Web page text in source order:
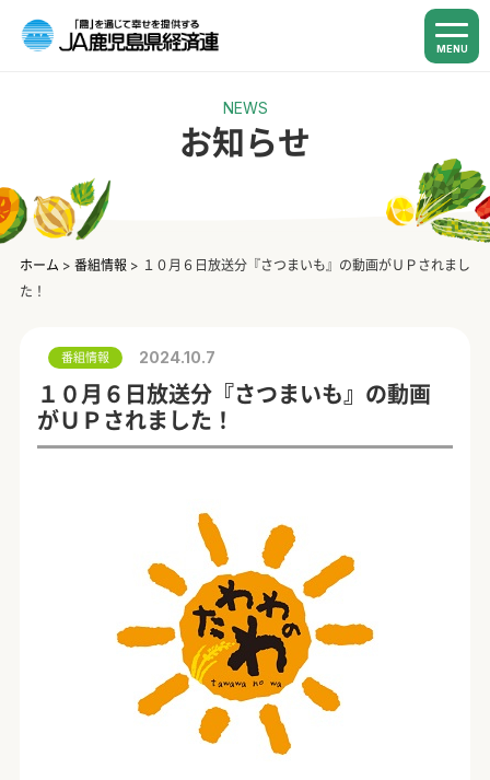
MENU
NEWS
お知らせ
ホーム > 番組情報 > １０月６日放送分『さつまいも』の動画がＵＰされまし
た！
番組情報 2024.10.7
１０月６日放送分『さつまいも』の動画
がＵＰされました！